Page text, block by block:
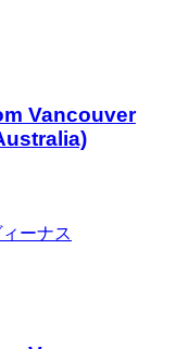
Vancouver
ーナス